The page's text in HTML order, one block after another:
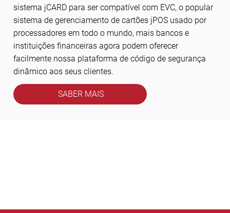
sistema jCARD para ser compatível com EVC, o popular
sistema de gerenciamento de cartões jPOS usado por
processadores em todo o mundo, mais bancos e
instituições financeiras agora podem oferecer
facilmente nossa plataforma de código de segurança
dinâmico aos seus clientes.
SABER MAIS